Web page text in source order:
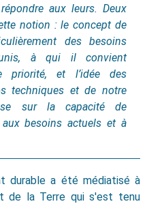
aux leurs. Deux
notion : le concept de
des besoins
à qui il convient
priorité, et l’idée des
techniques et de notre
sur la capacité de
aux besoins actuels et à
durable a été médiatisé à
de la Terre qui s'est tenu